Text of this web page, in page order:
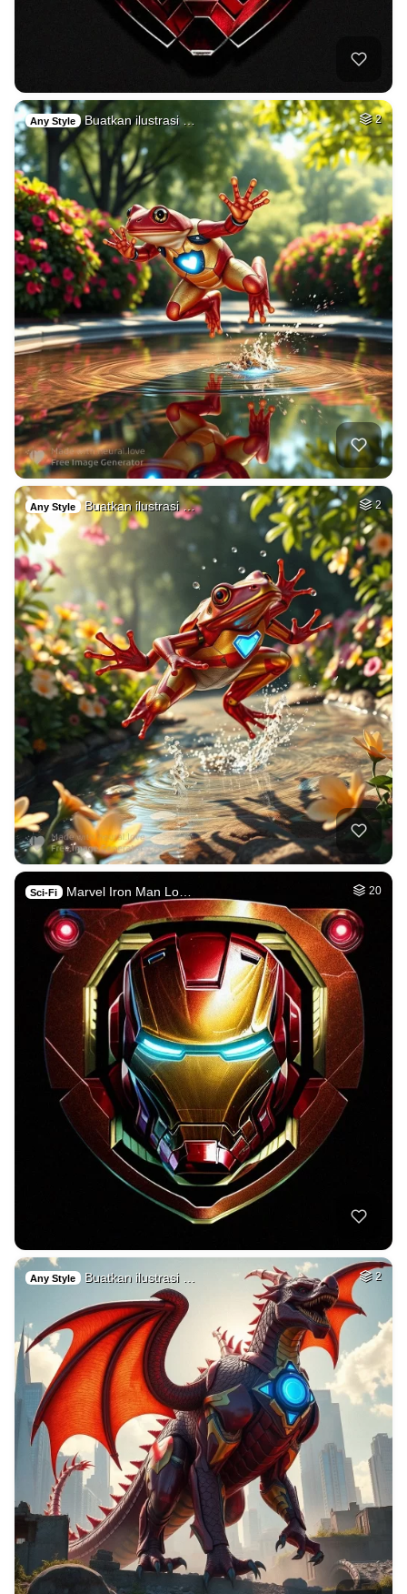
Any Style Buatkan ilustrasi … 2
Any Style Buatkan ilustrasi … 2
Sci-Fi Marvel Iron Man Lo… 20
Any Style Buatkan ilustrasi … 2